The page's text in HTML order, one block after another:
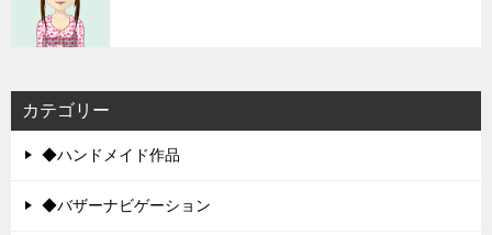
カテゴリー
◆ハンドメイド作品
◆バザーナビゲーション